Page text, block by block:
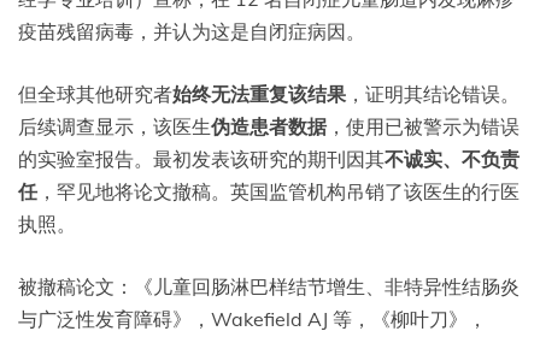
疫苗残留病毒，并认为这是自闭症病因。
但全球其他研究者始终无法重复该结果 ，证明其结论错误。
后续调查显示，该医生伪造患者数据，使用已被警示为错误
的实验室报告。最初发表该研究的期刊因其不诚实、不负责
任，罕见地将论文撤稿。英国监管机构吊销了该医生的行医
执照。
被撤稿论文：《儿童回肠淋巴样结节增生、非特异性结肠炎
与广泛性发育障碍》，Wakefield AJ 等，《柳叶刀》，